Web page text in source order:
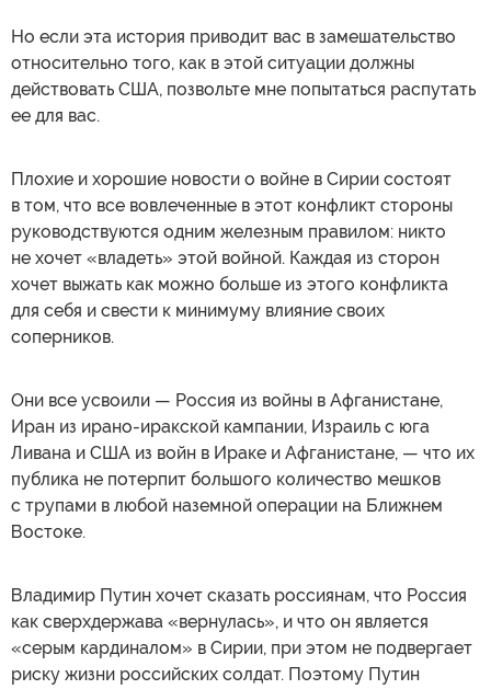
Но если эта история приводит вас в замешательство
относительно того, как в этой ситуации должны
действовать США, позвольте мне попытаться распутать
ее для вас.
Плохие и хорошие новости о войне в Сирии состоят
в том, что все вовлеченные в этот конфликт стороны
руководствуются одним железным правилом: никто
не хочет «владеть» этой войной. Каждая из сторон
хочет выжать как можно больше из этого конфликта
для себя и свести к минимуму влияние своих
соперников.
Они все усвоили — Россия из войны в Афганистане,
Иран из ирано-иракской кампании, Израиль с юга
Ливана и США из войн в Ираке и Афганистане, — что их
публика не потерпит большого количество мешков
с трупами в любой наземной операции на Ближнем
Востоке.
Владимир Путин хочет сказать россиянам, что Россия
как сверхдержава «вернулась», и что он является
«серым кардиналом» в Сирии, при этом не подвергает
риску жизни российских солдат. Поэтому Путин